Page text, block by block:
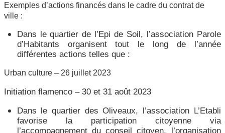
Exemples d’actions financés dans le cadre du contrat de
ville :
Dans le quartier de l’Epi de Soil, l’association Parole
d’Habitants organisent tout le long de l’année
différentes actions telles que :
Urban culture – 26 juillet 2023
Initiation flamenco – 30 et 31 août 2023
Dans le quartier des Oliveaux, l’association L’Etabli
favorise la participation citoyenne via
l’accompagnement du conseil citoyen, l’organisation